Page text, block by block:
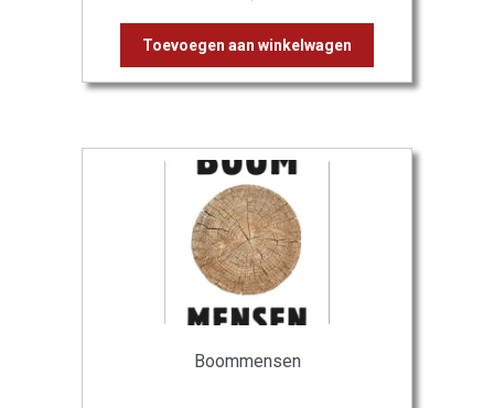
Toevoegen aan winkelwagen
Boommensen